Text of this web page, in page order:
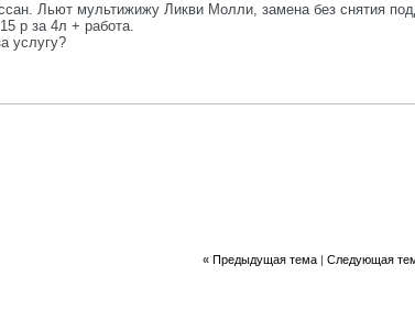
Льют мультижижу Ликви Молли, замена без снятия
р за 4л + работа.
услугу?
« Предыдущая тема| Следующая